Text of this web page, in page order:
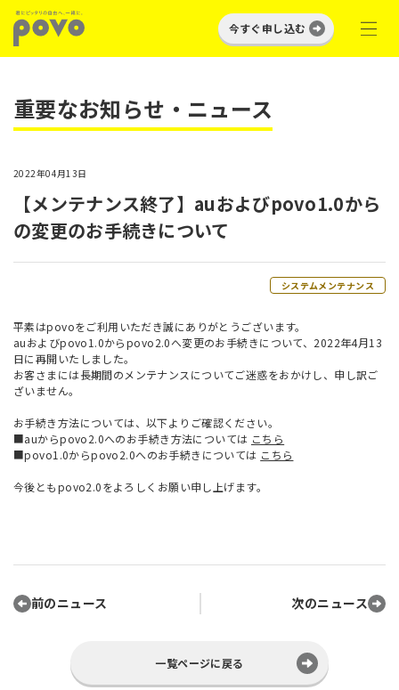
今すぐ申し込む
重要なお知らせ・ニュース
2022年04月13日
【メンテナンス終了】auおよびpovo1.0から
の変更のお手続きについて
システムメンテナンス
平素はpovoをご利用いただき誠にありがとうございます。
auおよびpovo1.0からpovo2.0へ変更のお手続きについて、2022年4月13
日に再開いたしました。
お客さまには長期間のメンテナンスについてご迷惑をおかけし、申し訳ご
ざいません。
お手続き方法については、以下よりご確認ください。
■auからpovo2.0へのお手続き方法については こちら
■povo1.0からpovo2.0へのお手続きについては こちら
今後ともpovo2.0をよろしくお願い申し上げます。
前のニュース 次のニュース
一覧ページに戻る